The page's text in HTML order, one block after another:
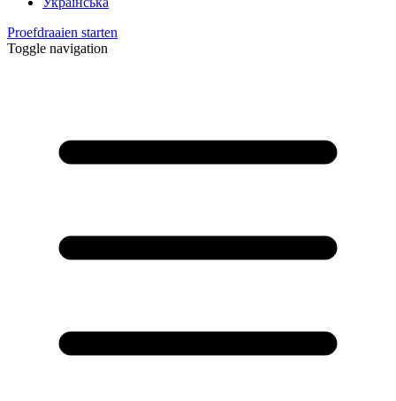
Proefdraaien starten
Toggle navigation